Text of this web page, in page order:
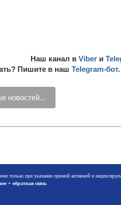
Наш канал в Viber и
Пишите в наш Telegram-бот
новостей...
только при указании прямой активной и
+ обратная связь